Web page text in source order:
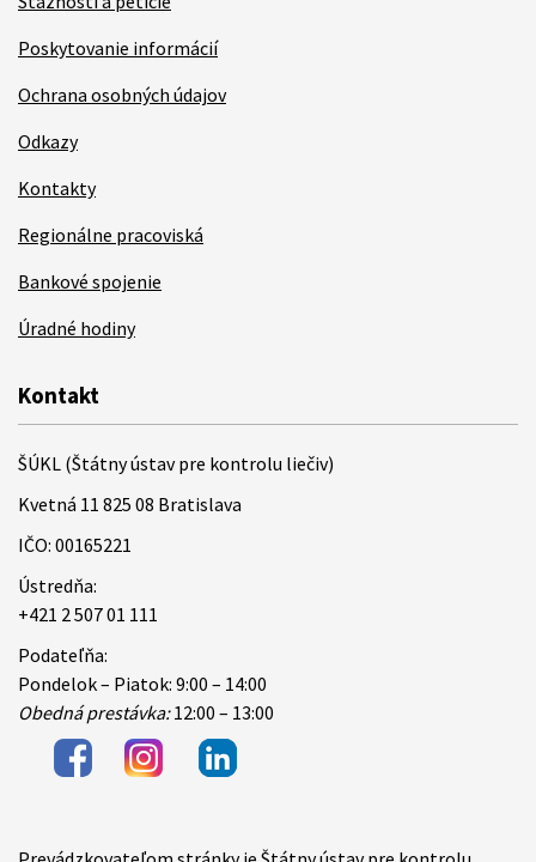
Poskytovanie informácií
Ochrana osobných údajov
Odkazy
Kontakty
Regionálne pracoviská
Bankové spojenie
Úradné hodiny
Kontakt
ŠÚKL (Štátny ústav pre kontrolu liečiv)
Kvetná 11 825 08 Bratislava
IČO: 00165221
Ústredňa:
+421 2 507 01 111
Podateľňa:
Pondelok – Piatok: 9:00 – 14:00
Obedná prestávka:12:00 – 13:00